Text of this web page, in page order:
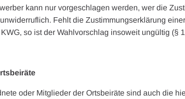
kann nur vorgeschlagen werden, wer die
Fehlt die Zustimmungserklärung
so ist der Wahlvorschlag insoweit ungültig (§
oder Mitglieder der Ortsbeiräte sind auch die